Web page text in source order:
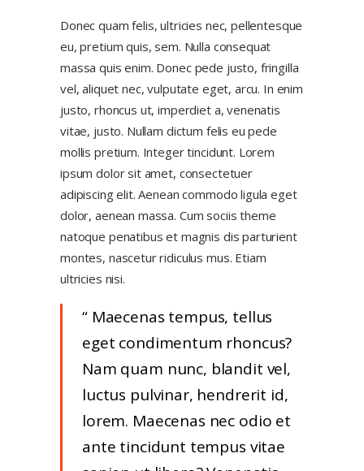
Donec quam felis, ultricies nec, pellentesque
eu, pretium quis, sem. Nulla consequat
massa quis enim. Donec pede justo, fringilla
vel, aliquet nec, vulputate eget, arcu. In enim
justo, rhoncus ut, imperdiet a, venenatis
vitae, justo. Nullam dictum felis eu pede
mollis pretium. Integer tincidunt. Lorem
ipsum dolor sit amet, consectetuer
adipiscing elit. Aenean commodo ligula eget
dolor, aenean massa. Cum sociis theme
natoque penatibus et magnis dis parturient
montes, nascetur ridiculus mus. Etiam
ultricies nisi.
Maecenas tempus, tellus
eget condimentum rhoncus?
Nam quam nunc, blandit vel,
luctus pulvinar, hendrerit id,
lorem. Maecenas nec odio et
ante tincidunt tempus vitae